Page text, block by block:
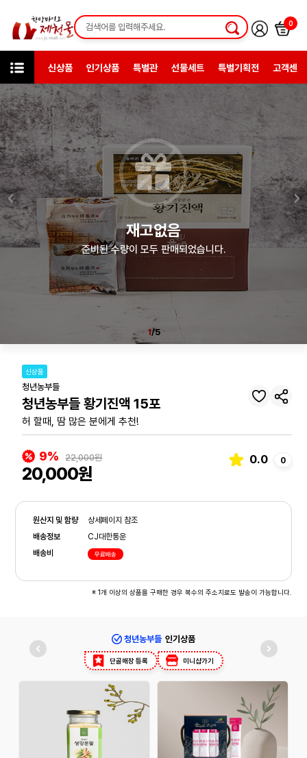
0
신상품 인기상품 특별관 선물세트 특별기획전 고객센터
미니샵 청년농부들
재고없음
준비된 수량이 모두 판매되었습니다.
1/5
신상품
청년농부들
청년농부들 황기진액 15포
허 할때, 땀 많은 분에게 추천!
9% 22,000원
20,000원
0.0 0
원산지 및 함량
상세페이지 참조
배송정보
CJ대한통운
배송비
무료배송
※ 1개 이상의 상품을 구매한 경우 복수의 주소지로도 발송이 가능합니다.
청년농부들 인기상품
단골매장 등록 미니샵가기